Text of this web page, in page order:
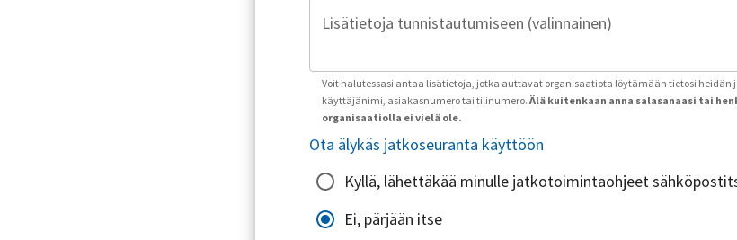
Lisätietoja tunnistautumiseen (valinnainen)
Voit halutessasi antaa lisätietoja, jotka auttavat organisaatiota löytämään tietosi heidän
käyttäjänimi, asiakasnumero tai tilinumero. Älä kuitenkaan anna salasanaasi tai
organisaatiolla ei vielä ole.
Ota älykäs jatkoseuranta käyttöön
Kyllä, lähettäkää minulle jatkotoimintaohjeet
Ei, pärjään itse